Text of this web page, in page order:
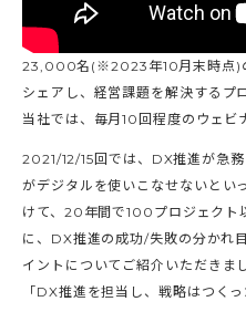
23,000名(※2023年10月末時点)
シェアし、経営課題を解決するプ
当社では、毎月10回程度のウェビ
2021/12/15回では、DX推進が急
がデジタルを使いこなせないとい
けて、20年間で100プロジェクト
に、DX推進の成功/失敗の分かれ
イントについてご紹介いただきま
「DX推進を担当し、戦略はつく